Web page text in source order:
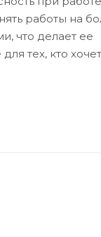
работы на
что делает ее
тех, кто хочет